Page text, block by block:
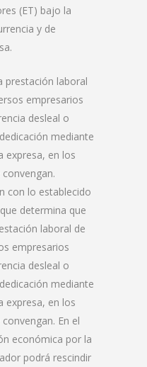
(ET) bajo la
y de
prestación laboral
empresarios
desleal o
mediante
expresa, en los
con lo establecido
determina que
laboral de
empresarios
desleal o
mediante
expresa, en los
En el
económica por la
podrá rescindir